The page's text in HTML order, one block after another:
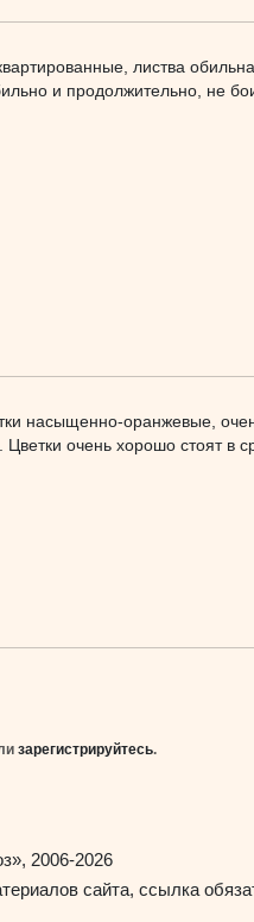
лиcтва
и продолжительно, не
насыщенно-оранжевые,
очень хорошо стоят в
зарегистрируйтесь.
, 2006-2026
сайта, ссылка